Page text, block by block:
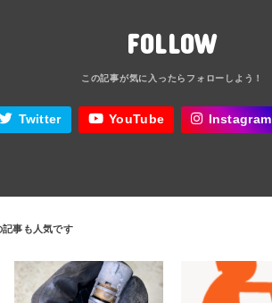
FOLLOW
Twitter YouTube Instagram